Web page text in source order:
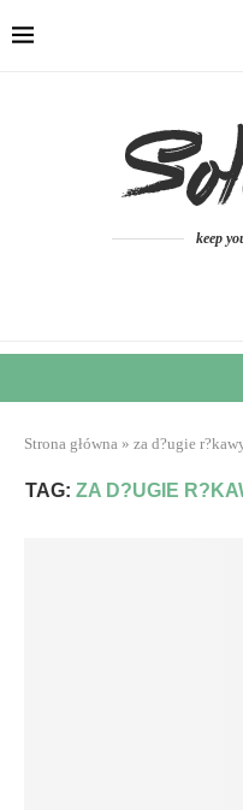
keep
Strona główna » za d?ugie
TAG: ZA D?UGIE